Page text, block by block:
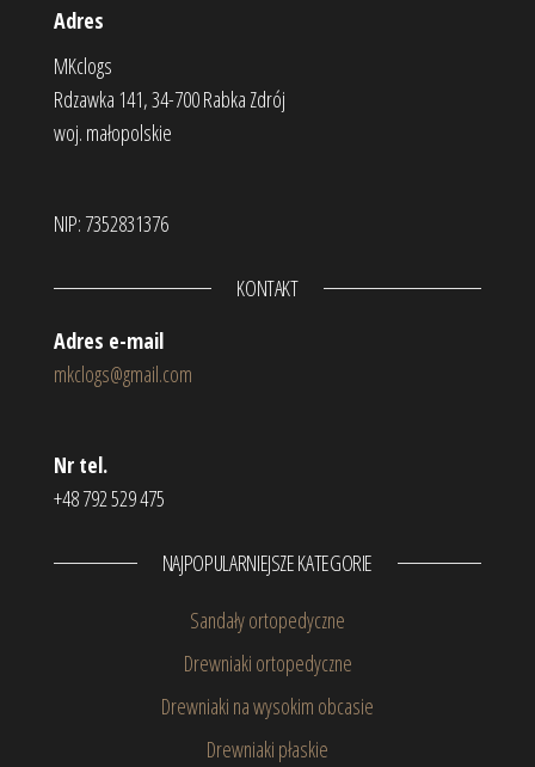
Adres
MKclogs
Rdzawka 141, 34-700 Rabka Zdrój
woj. małopolskie
NIP: 7352831376
KONTAKT
Adres e-mail
mkclogs@gmail.com
Nr tel.
+48 792 529 475
NAJPOPULARNIEJSZE KATEGORIE
Sandały ortopedyczne
Drewniaki ortopedyczne
Drewniaki na wysokim obcasie
Drewniaki płaskie